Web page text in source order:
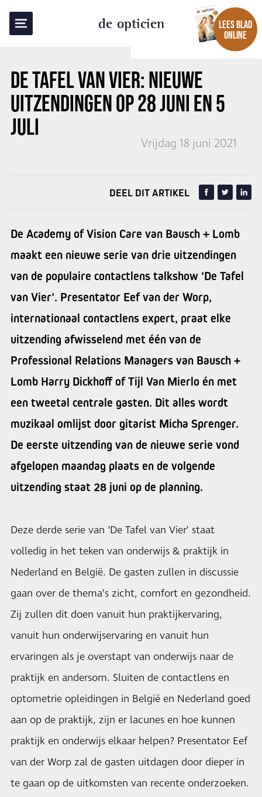
de opticien
LEES BLAD
ONLINE
DE TAFEL VAN VIER: NIEUWE
UITZENDINGEN OP 28 JUNI EN 5
JULI
Vrijdag 18 juni 2021
TERUG NAAR OVERZICHT
DEEL DIT ARTIKEL
De Academy of Vision Care van Bausch + Lomb
maakt een nieuwe serie van drie uitzendingen
van de populaire contactlens talkshow ‘De Tafel
van Vier’. Presentator Eef van der Worp,
internationaal contactlens expert, praat elke
uitzending afwisselend met één van de
Professional Relations Managers van Bausch +
Lomb Harry Dickhoff of Tijl Van Mierlo én met
een tweetal centrale gasten. Dit alles wordt
muzikaal omlijst door gitarist Micha Sprenger.
De eerste uitzending van de nieuwe serie vond
afgelopen maandag plaats en de volgende
uitzending staat 28 juni op de planning.
Deze derde serie van ‘De Tafel van Vier’ staat
volledig in het teken van onderwijs & praktijk in
Nederland en België. De gasten zullen in discussie
gaan over de thema’s zicht, comfort en gezondheid.
Zij zullen dit doen vanuit hun praktijkervaring,
vanuit hun onderwijservaring en vanuit hun
ervaringen als je overstapt van onderwijs naar de
praktijk en andersom. Sluiten de contactlens en
optometrie opleidingen in België en Nederland goed
aan op de praktijk, zijn er lacunes en hoe kunnen
praktijk en onderwijs elkaar helpen? Presentator Eef
van der Worp zal de gasten uitdagen door dieper in
te gaan op de uitkomsten van recente onderzoeken.